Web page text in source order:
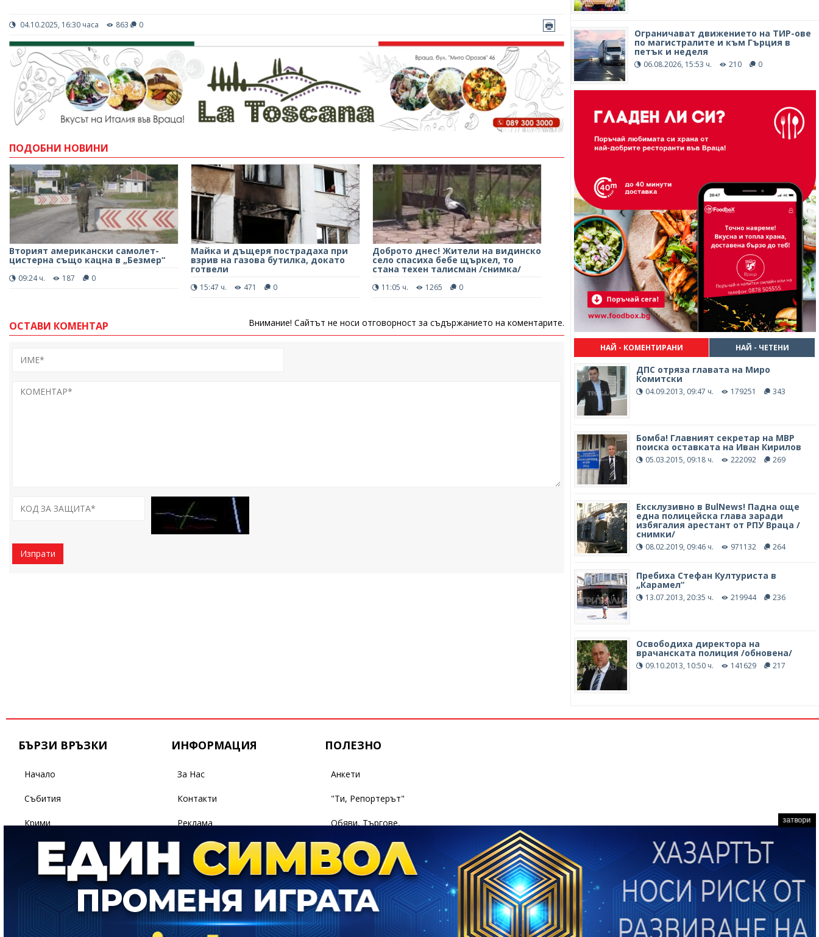
04.10.2025, 16:30 часа 863 0
ПОДОБНИ НОВИНИ
Вторият американски самолет-
цистерна също кацна в „Безмер“
09:24 ч. 187 0
Майка и дъщеря пострадаха при
взрив на газова бутилка, докато
готвели
15:47 ч. 471 0
Доброто днес! Жители на видинско
село спасиха бебе щъркел, то
стана техен талисман /снимка/
11:05 ч. 1265 0
ОСТАВИ КОМЕНТАР Внимание! Сайтът не носи отговорност за съдържанието на коментарите.
Изпрати
Ограничават движението на ТИР-ове
по магистралите и към Гърция в
петък и неделя
06.08.2026, 15:53 ч. 210 0
НАЙ - КОМЕНТИРАНИ НАЙ - ЧЕТЕНИ
ДПС отряза главата на Миро
Комитски
04.09.2013, 09:47 ч. 179251 343
Бомба! Главният секретар на МВР
поиска оставката на Иван Кирилов
05.03.2015, 09:18 ч. 222092 269
Ексклузивно в BulNews! Падна още
една полицейска глава заради
избягалия арестант от РПУ Враца /
снимки/
08.02.2019, 09:46 ч. 971132 264
Пребиха Стефан Културиста в
„Карамел“
13.07.2013, 20:35 ч. 219944 236
Освободиха директора на
врачанската полиция /обновена/
09.10.2013, 10:50 ч. 141629 217
БЪРЗИ ВРЪЗКИ
Начало
Събития
Крими
Бизнес
Политика
ИНФОРМАЦИЯ
За Нас
Контакти
Реклама
Условия За Ползване
Поверителност
ПОЛЕЗНО
Анкети
"Ти, Репортерът"
Обяви, Търгове,
затвори